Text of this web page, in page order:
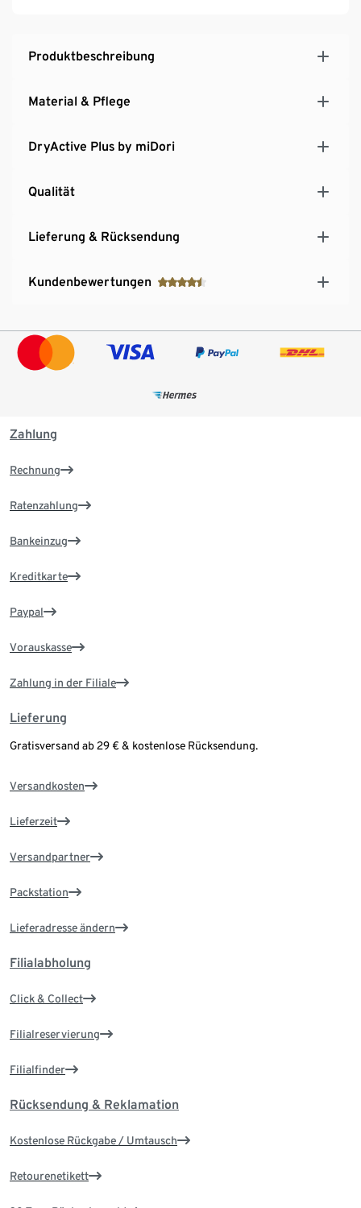
Produktbeschreibung
Material & Pflege
DryActive Plus by miDori
Qualität
Lieferung & Rücksendung
Kundenbewertungen
Zahlung
Rechnung
Ratenzahlung
Bankeinzug
Kreditkarte
Paypal
Vorauskasse
Zahlung in der Filiale
Lieferung
Gratisversand ab 29 € & kostenlose Rücksendung.
Versandkosten
Lieferzeit
Versandpartner
Packstation
Lieferadresse ändern
Filialabholung
Click & Collect
Filialreservierung
Filialfinder
Rücksendung & Reklamation
Kostenlose Rückgabe / Umtausch
Retourenetikett